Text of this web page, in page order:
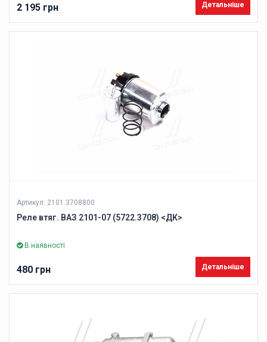
2 195 грн Детальніше
Артикул: 2101.3708800
Реле втяг. ВАЗ 2101-07 (5722.3708) <ДК>
В наявності
480 грн Детальніше